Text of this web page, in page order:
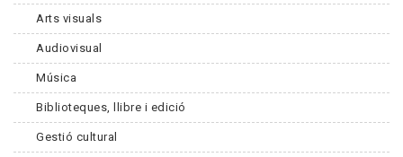
Arts visuals
Audiovisual
Música
Biblioteques, llibre i edició
Gestió cultural